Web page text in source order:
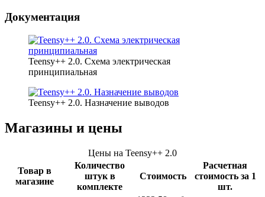
Документация
Teensy++ 2.0. Схема электрическая
принципиальная
Teensy++ 2.0. Назначение выводов
Магазины и цены
Цены на Teensy++ 2.0
Товар в
магазине
Количество
штук в
комплекте
Стоимость
Расчетная
стоимость за 1
шт.